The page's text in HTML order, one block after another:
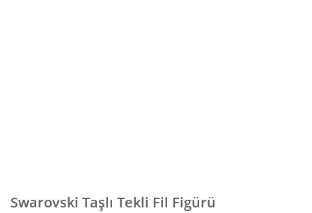
Swarovski Taşlı Tekli Fil Figürü